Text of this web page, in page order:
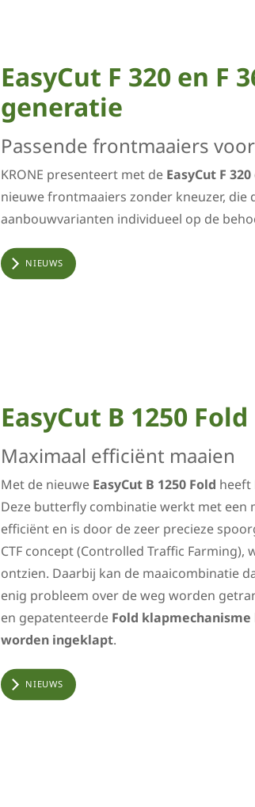
EasyCut F 320 en F
generatie
Passende frontmaaiers
KRONE presenteert met de EasyCut F
nieuwe frontmaaiers zonder kneuzer,
aanbouwvarianten individueel op de
NIEUWS
EasyCut B 1250 Fold
Maximaal efficiënt maaien
Met de nieuwe EasyCut B 1250 Fold heeft
Deze butterfly combinatie werkt met
efficiënt en is door de zeer precieze
CTF concept (Controlled Traffic
ontzien. Daarbij kan de maaicombinatie
enig probleem over de weg worden
en gepatenteerde Fold
worden ingeklapt.
NIEUWS